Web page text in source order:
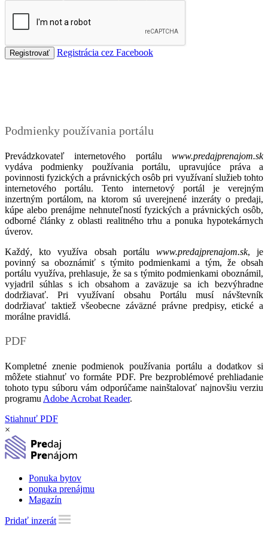
Registrácia cez Facebook
Podmienky používania portálu
Prevádzkovateľ internetového portálu www.predajprenajom.sk
vydáva podmienky používania portálu, upravujúce práva a
povinnosti fyzických a právnických osôb pri využívaní služieb tohto
internetového portálu. Tento internetový portál je verejným
inzertným portálom, na ktorom sú uverejnené inzeráty o predaji,
kúpe alebo prenájme nehnuteľností fyzických a právnických osôb,
odborné články z oblasti realitného trhu a ponuka hypotekárnych
úverov.
Každý, kto využíva obsah portálu www.predajprenajom.sk, je
povinný sa oboznámiť s týmito podmienkami a tým, že obsah
portálu využíva, prehlasuje, že sa s týmito podmienkami oboznámil,
vyjadril súhlas s ich obsahom a zaväzuje sa ich bezvýhradne
dodržiavať. Pri využívaní obsahu Portálu musí návštevník
dodržiavať taktiež všeobecne záväzné právne predpisy, etické a
morálne pravidlá.
PDF
Kompletné znenie podmienok používania portálu a dodatkov si
môžete stiahnuť vo formáte PDF. Pre bezproblémové prehliadanie
tohoto typu súboru vám odporúčame nainštalovať najnovšiu verziu
programu Adobe Acrobat Reader.
Stiahnuť PDF
×
Ponuka bytov
ponuka prenájmu
Magazín
Pridať inzerát